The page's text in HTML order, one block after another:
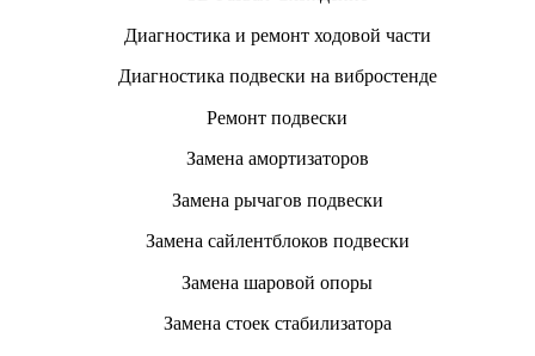
Диагностика и ремонт ходовой части
Диагностика подвески на вибростенде
Ремонт подвески
Замена амортизаторов
Замена рычагов подвески
Замена сайлентблоков подвески
Замена шаровой опоры
Замена стоек стабилизатора